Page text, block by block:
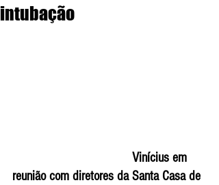
intubação
reunião com diretores da Santa Casa de